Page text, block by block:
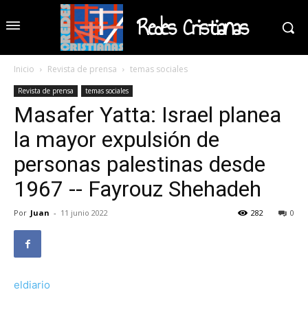
Redes Cristianas
Inicio Revista de prensa temas sociales
Revista de prensa temas sociales
Masafer Yatta: Israel planea
la mayor expulsión de
personas palestinas desde
1967 -- Fayrouz Shehadeh
Por Juan - 11 junio 2022 0
282
eldiario